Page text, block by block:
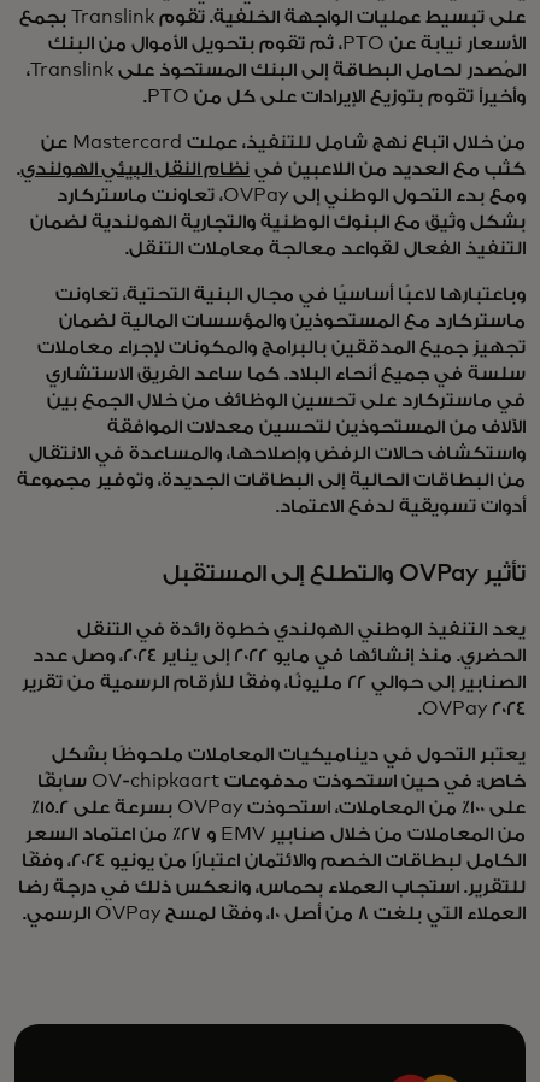
على تبسيط عمليات الواجهة الخلفية. تقوم Translink بجمع
الأسعار نيابة عن PTO، ثم تقوم بتحويل الأموال من البنك
المُصدر لحامل البطاقة إلى البنك المستحوذ على Translink،
وأخيراً تقوم بتوزيع الإيرادات على كل من PTO.
من خلال اتباع نهج شامل للتنفيذ، عملت Mastercard عن
كثب مع العديد من اللاعبين في نظام النقل البيئي الهولندي.
ومع بدء التحول الوطني إلى OVPay، تعاونت ماستركارد
بشكل وثيق مع البنوك الوطنية والتجارية الهولندية لضمان
التنفيذ الفعال لقواعد معالجة معاملات التنقل.
وباعتبارها لاعبًا أساسيًا في مجال البنية التحتية، تعاونت
ماستركارد مع المستحوذين والمؤسسات المالية لضمان
تجهيز جميع المدققين بالبرامج والمكونات لإجراء معاملات
سلسة في جميع أنحاء البلاد. كما ساعد الفريق الاستشاري
في ماستركارد على تحسين الوظائف من خلال الجمع بين
الآلاف من المستحوذين لتحسين معدلات الموافقة
واستكشاف حالات الرفض وإصلاحها، والمساعدة في الانتقال
من البطاقات الحالية إلى البطاقات الجديدة، وتوفير مجموعة
أدوات تسويقية لدفع الاعتماد.
تأثير OVPay والتطلع إلى المستقبل
يعد التنفيذ الوطني الهولندي خطوة رائدة في التنقل
الحضري. منذ إنشائها في مايو 2022 إلى يناير 2024، وصل عدد
الصنابير إلى حوالي 22 مليونًا، وفقًا للأرقام الرسمية من تقرير
OVPay 2024.
يعتبر التحول في ديناميكيات المعاملات ملحوظًا بشكل
خاص: في حين استحوذت مدفوعات OV-chipkaart سابقًا
على 100٪ من المعاملات، استحوذت OVPay بسرعة على 15.2٪
من المعاملات من خلال صنابير EMV و 27٪ من اعتماد السعر
الكامل لبطاقات الخصم والائتمان اعتبارًا من يونيو 2024، وفقًا
للتقرير. استجاب العملاء بحماس، وانعكس ذلك في درجة رضا
العملاء التي بلغت 8 من أصل 10، وفقًا لمسح OVPay الرسمي.